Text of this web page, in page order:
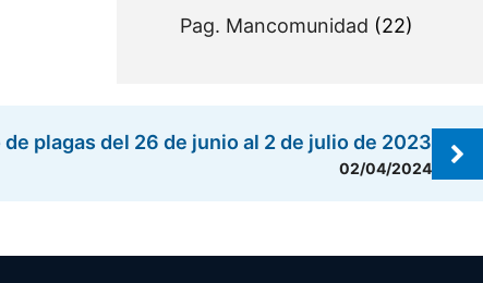
Pag. Mancomunidad (22)
plagas del 26 de junio al 2 de julio de 2023
02/04/2024